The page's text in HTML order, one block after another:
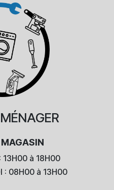
MÉNAGER
13H00 à 18H00
: 08H00 à 13H00